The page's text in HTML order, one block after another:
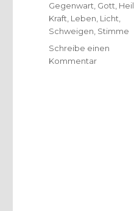
Gegenwart Gott Heil
Kraft Leben Licht
Schweigen Stimme
Schreibe einen
Kommentarzu